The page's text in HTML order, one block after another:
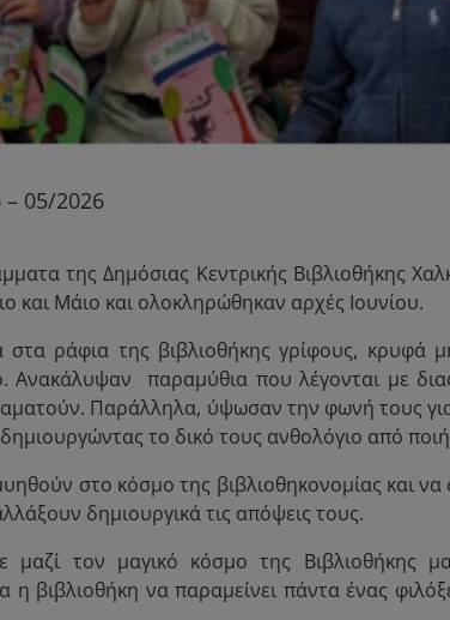
05/2026
της Δημόσιας Κεντρικής Βιβλιοθήκης
και Μάιο και ολοκληρώθηκαν αρχές Ιουνίου.
ράφια της βιβλιοθήκης γρίφους, κρυφά
Ανακάλυψαν παραμύθια που λέγονται με
Παράλληλα, ύψωσαν την φωνή τους
το δικό τους ανθολόγιο από
στο κόσμο της βιβλιοθηκονομίας και
δημιουργικά τις απόψεις τους.
τον μαγικό κόσμο της Βιβλιοθήκης
η βιβλιοθήκη να παραμείνει πάντα ένας